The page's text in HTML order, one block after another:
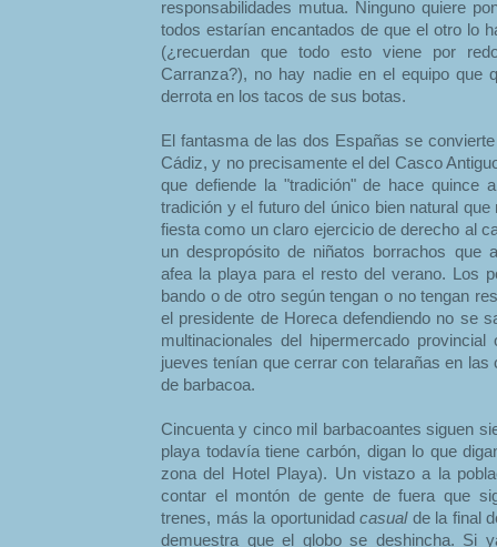
responsabilidades mutua. Ninguno quiere
todos estarían encantados de que el otro lo
(¿recuerdan que todo esto viene por
Carranza?), no hay nadie en el equipo que
derrota en los tacos de sus botas.
El fantasma de las dos Españas se
Cádiz, y no precisamente el del Casco
que defiende la "tradición" de hace quince
tradición y el futuro del único bien natural
fiesta como un claro ejercicio de derecho al
un despropósito de niñatos borrachos que
afea la playa para el resto del verano. Los
bando o de otro según tengan o no tengan
el presidente de Horeca defendiendo no se
multinacionales del hipermercado
jueves tenían que cerrar con telarañas en
de barbacoa.
Cincuenta y cinco mil barbacoantes siguen
playa todavía tiene carbón, digan lo que
zona del Hotel Playa). Un vistazo a la
contar el montón de gente de fuera que
trenes, más la oportunidad casualde la final
demuestra que el globo se deshincha. Si